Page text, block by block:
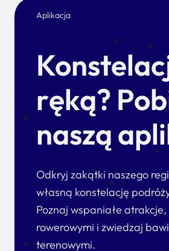
Aplikacja
ręką?
naszą
Odkryj zakątki naszego
własną konstelację
Poznaj wspaniałe
rowerowymi i zwiedzaj
terenowymi.